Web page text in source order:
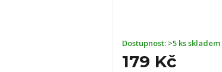
Dostupnost: >5 ks skladem
179 Kč